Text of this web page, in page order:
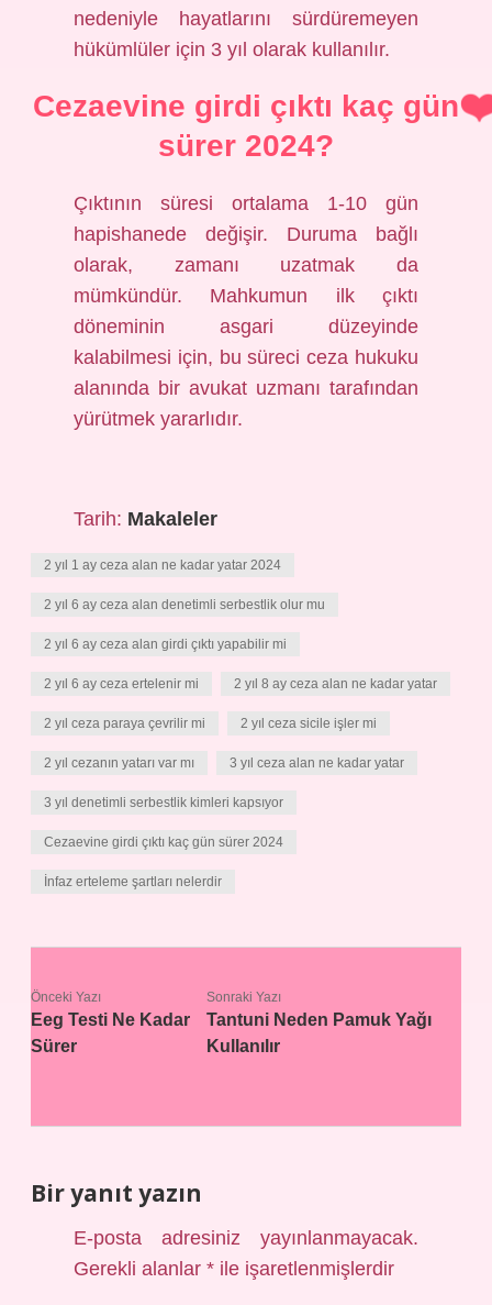
nedeniyle hayatlarını sürdüremeyen
hükümlüler için 3 yıl olarak kullanılır.
Cezaevine girdi çıktı kaç gün
sürer 2024?
Çıktının süresi ortalama 1-10 gün
hapishanede değişir. Duruma bağlı
olarak, zamanı uzatmak da
mümkündür. Mahkumun ilk çıktı
döneminin asgari düzeyinde
kalabilmesi için, bu süreci ceza hukuku
alanında bir avukat uzmanı tarafından
yürütmek yararlıdır.
Tarih: Makaleler
2 yıl 1 ay ceza alan ne kadar yatar 2024
2 yıl 6 ay ceza alan denetimli serbestlik olur mu
2 yıl 6 ay ceza alan girdi çıktı yapabilir mi
2 yıl 6 ay ceza ertelenir mi 2 yıl 8 ay ceza alan ne kadar yatar
2 yıl ceza paraya çevrilir mi 2 yıl ceza sicile işler mi
2 yıl cezanın yatarı var mı 3 yıl ceza alan ne kadar yatar
3 yıl denetimli serbestlik kimleri kapsıyor
Cezaevine girdi çıktı kaç gün sürer 2024
İnfaz erteleme şartları nelerdir
Önceki Yazı
Eeg Testi Ne Kadar
Sürer
Sonraki Yazı
Tantuni Neden Pamuk Yağı
Kullanılır
Bir yanıt yazın
E-posta adresiniz yayınlanmayacak.
Gerekli alanlar* ile işaretlenmişlerdir